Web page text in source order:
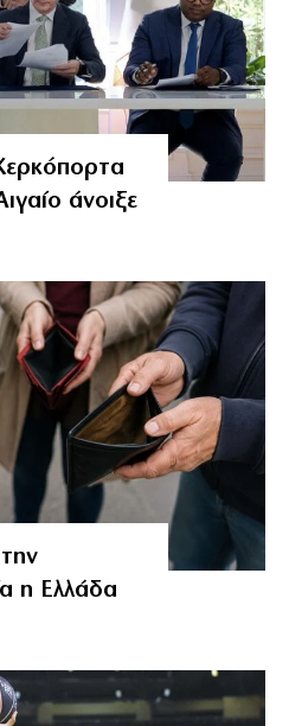
άνοιξε
η Ελλάδα